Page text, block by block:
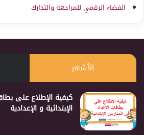
الفضاء الرقمي للمراجعة والتدارك
الأشهر
كيفية الإطلاع على
الإبتدائية و الإعدادية